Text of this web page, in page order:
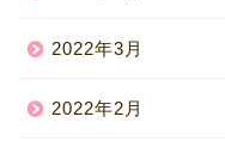
2022年3月
2022年2月